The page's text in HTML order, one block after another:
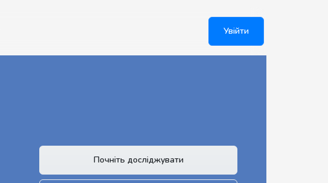
Увійти
Почніть досліджувати